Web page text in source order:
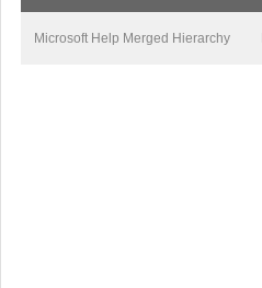
Microsoft Help Merged Hierarchy